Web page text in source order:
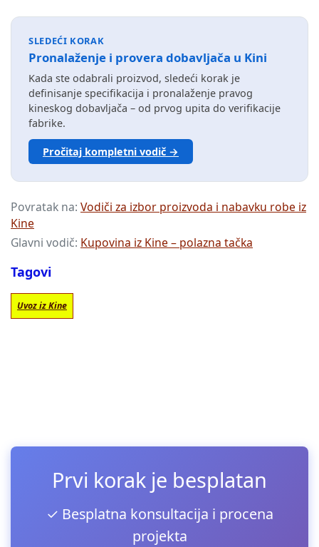
SLEDEĆI KORAK
Pronalaženje i provera dobavljača u Kini
Kada ste odabrali proizvod, sledeći korak je
definisanje specifikacija i pronalaženje pravog
kineskog dobavljača – od prvog upita do verifikacije
fabrike.
Pročitaj kompletni vodič →
Povratak na: Vodiči za izbor proizvoda i nabavku robe iz
Kine
Glavni vodič: Kupovina iz Kine – polazna tačka
Tagovi
Uvoz iz Kine
Prvi korak je besplatan
✓ Besplatna konsultacija i procena
projekta